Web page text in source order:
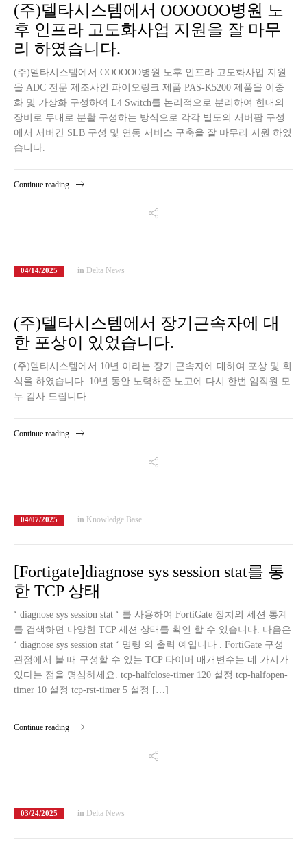
(주)델타시스템에서 OOOOOO병원 노
후 인프라 고도화사업 지원을 잘 마무
리 하였습니다.
(주)델타시스템에서 OOOOOO병원 노후 인프라 고도화사업 지원
을 ADC 전문 제조사인 파이오링크 제품 PAS-K5200 제품을 이중
화 및 가상화 구성하여 L4 Switch를 논리적으로 분리하여 한대의
장비로 두대로 분활 구성하는 방식으로 각각 별도의 서버팜 구성
에서 서버간 SLB 구성 및 연동 서비스 구축을 잘 마무리 지원 하였
습니다.
Continue reading
04/14/2025 in Delta News
(주)델타시스템에서 장기근속자에 대
한 포상이 있었습니다.
(주)델타시스템에서 10년 이라는 장기 근속자에 대하여 포상 및 회
식을 하였습니다. 10년 동안 노력해준 노고에 다시 한번 임직원 모
두 감사 드립니다.
Continue reading
04/07/2025 in Knowledge Base
[Fortigate]diagnose sys session stat를 통
한 TCP 상태
‘ diagnose sys session stat ‘ 를 사용하여 FortiGate 장치의 세션 통계
를 검색하면 다양한 TCP 세션 상태를 확인 할 수 있습니다. 다음은
‘ diagnose sys session stat ‘ 명령 의 출력 예입니다 . FortiGate 구성
관점에서 볼 때 구성할 수 있는 TCP 타이머 매개변수는 네 가지가
있다는 점을 명심하세요. tcp-halfclose-timer 120 설정 tcp-halfopen-
timer 10 설정 tcp-rst-timer 5 설정 […]
Continue reading
03/24/2025 in Delta News